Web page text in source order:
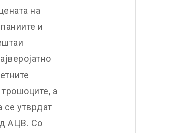
на
и
а
се утврдат
АЦВ. Со